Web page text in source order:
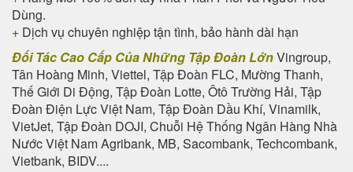
Dùng.
+ Dịch vụ chuyên nghiệp tận tình, bảo hành dài hạn
Đối Tác Cao Cấp Của Những Tập Đoàn LớnVingroup,
Tân Hoàng Minh, Viettel, Tập Đoàn FLC, Mường Thanh,
Thế Giới Di Động, Tập Đoàn Lotte, Ôtô Trường Hải, Tập
Đoàn Điện Lực Việt Nam, Tập Đoàn Dầu Khí, Vinamilk,
VietJet, Tập Đoàn DOJI, Chuỗi Hệ Thống Ngân Hàng Nhà
Nước Việt Nam Agribank, MB, Sacombank, Techcombank,
Vietbank, BIDV....